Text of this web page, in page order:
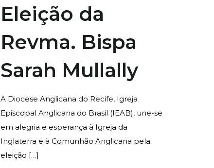
Eleição da
Revma. Bispa
Sarah Mullally
A Diocese Anglicana do Recife, Igreja
Episcopal Anglicana do Brasil (IEAB), une-se
em alegria e esperança à Igreja da
Inglaterra e à Comunhão Anglicana pela
eleição […]